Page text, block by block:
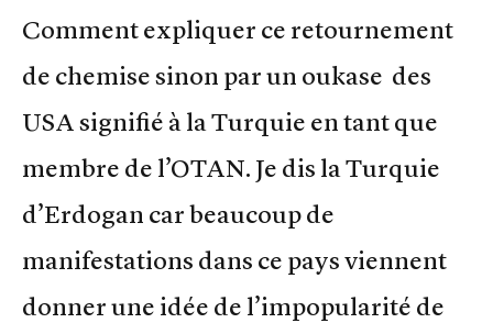
Comment expliquer ce retournement
de chemise sinon par un oukase des
USA signifié à la Turquie en tant que
membre de l’OTAN. Je dis la Turquie
d’Erdogan car beaucoup de
manifestations dans ce pays viennent
donner une idée de l’impopularité de